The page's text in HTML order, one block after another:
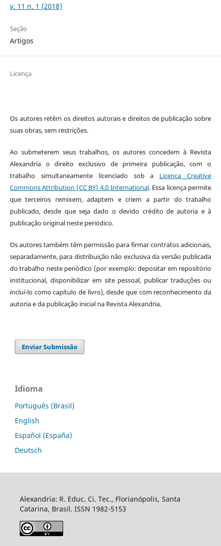
v. 11 n. 1 (2018)
Seção
Artigos
Licença
Os autores retêm os direitos autorais e direitos de publicação sobre
suas obras, sem restrições.
Ao submeterem seus trabalhos, os autores concedem à Revista
Alexandria o direito exclusivo de primeira publicação, com o
trabalho simultaneamente licenciado sob a Licença Creative
Commons Attribution (CC BY) 4.0 International. Essa licença permite
que terceiros remixem, adaptem e criem a partir do trabalho
publicado, desde que seja dado o devido crédito de autoria e à
publicação original neste periódico.
Os autores também têm permissão para firmar contratos adicionais,
separadamente, para distribuição não exclusiva da versão publicada
do trabalho neste periódico (por exemplo: depositar em repositório
institucional, disponibilizar em site pessoal, publicar traduções ou
incluí-lo como capítulo de livro), desde que com reconhecimento da
autoria e da publicação inicial na Revista Alexandria.
Enviar Submissão
Idioma
Português (Brasil)
English
Español (España)
Deutsch
Alexandria: R. Educ. Ci. Tec., Florianópolis, Santa
Catarina, Brasil. ISSN 1982-5153